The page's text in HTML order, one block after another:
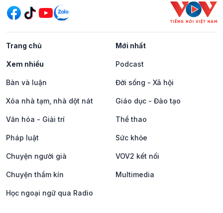
Trang chủ Mới nhất
Xem nhiều Podcast
Bàn và luận Đời sống - Xã hội
Xóa nhà tạm, nhà dột nát Giáo dục - Đào tạo
Văn hóa - Giải trí Thể thao
Pháp luật Sức khỏe
Chuyện người già VOV2 kết nối
Chuyện thầm kín Multimedia
Học ngoại ngữ qua Radio